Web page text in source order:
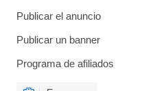
Publicar el anuncio
Publicar un banner
Programa de afiliados